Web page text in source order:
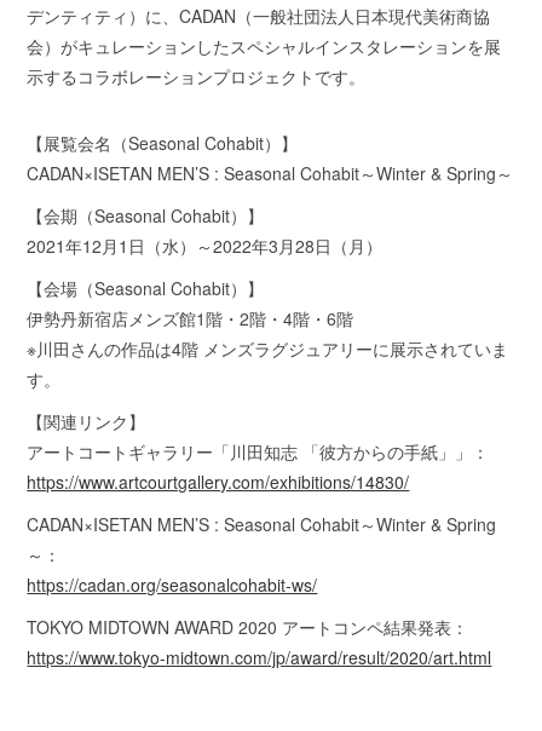
デンティティ）に、CADAN（一般社団法人日本現代美術商協
会）がキュレーションしたスペシャルインスタレーションを展
示するコラボレーションプロジェクトです。
【展覧会名（Seasonal Cohabit）】
CADAN×ISETAN MEN’S : Seasonal Cohabit～Winter & Spring～
【会期（Seasonal Cohabit）】
2021年12月1日（水）～2022年3月28日（月）
【会場（Seasonal Cohabit）】
伊勢丹新宿店メンズ館1階・2階・4階・6階
※川田さんの作品は4階 メンズラグジュアリーに展示されていま
す。
【関連リンク】
アートコートギャラリー「川田知志 「彼方からの手紙」」：
https://www.artcourtgallery.com/exhibitions/14830/
CADAN×ISETAN MEN’S : Seasonal Cohabit～Winter & Spring
～：
https://cadan.org/seasonalcohabit-ws/
TOKYO MIDTOWN AWARD 2020 アートコンペ結果発表：
https://www.tokyo-midtown.com/jp/award/result/2020/art.html